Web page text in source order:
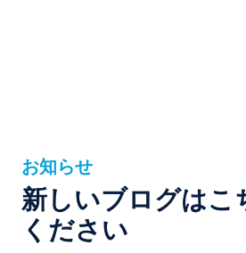
お知らせ
新しいブログはこ
ください